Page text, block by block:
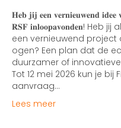
𝐇𝐞𝐛 𝐣𝐢𝐣 𝐞𝐞𝐧 𝐯𝐞𝐫𝐧𝐢𝐞𝐮𝐰𝐞𝐧𝐝
𝐑𝐒𝐅 𝐢𝐧𝐥𝐨𝐨𝐩𝐚𝐯𝐨𝐧𝐝𝐞𝐧! Heb
een vernieuwend
ogen? Een plan dat de
duurzamer of
Tot 12 mei 2026 kun je bij
aanvraag…
Lees meer